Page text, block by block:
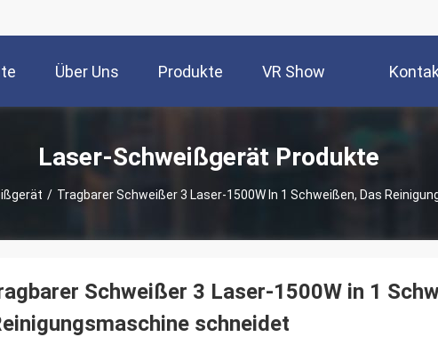
Über Uns Produkte VR Show
Laser-Schweißgerät Produkte
/ Tragbarer Schweißer 3 Laser-1500W In 1 Schweißen, Das
Schweißer 3 Laser-1500W in 1
schneidet